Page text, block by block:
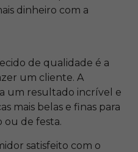
dinheiro com a
de qualidade é a
um cliente. A
um resultado incrível e
mais belas e finas para
ou de festa.
satisfeito com o